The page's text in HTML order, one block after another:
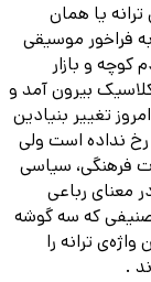
یا همان
فراخور موسیقی
و بازار
بیرون آمد و
تغییر بنیادین
در ترانه رخ نداده ‌است ولی
فرهنگی، سیاسی
معنای رباعی
که سه گوشه
ترانه را
.